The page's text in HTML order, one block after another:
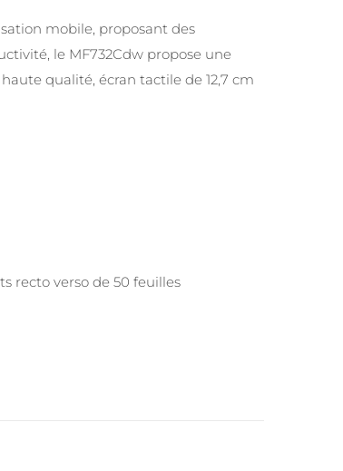
mobile, proposant des
le MF732Cdw propose une
qualité, écran tactile de 12,7 cm
recto verso de 50 feuilles